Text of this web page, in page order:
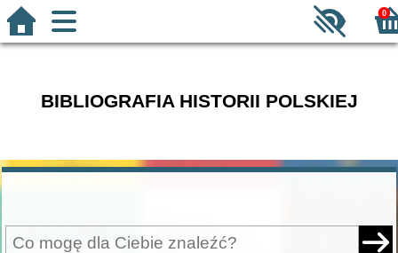
0
BIBLIOGRAFIA HISTORII POLSKIEJ